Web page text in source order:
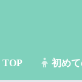
TOP 初め